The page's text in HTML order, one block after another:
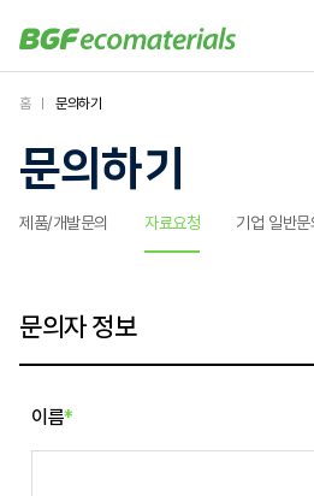
홈 문의하기
문의하기
제품/개발문의 자료요청 기업 일반문
문의자 정보
이름*